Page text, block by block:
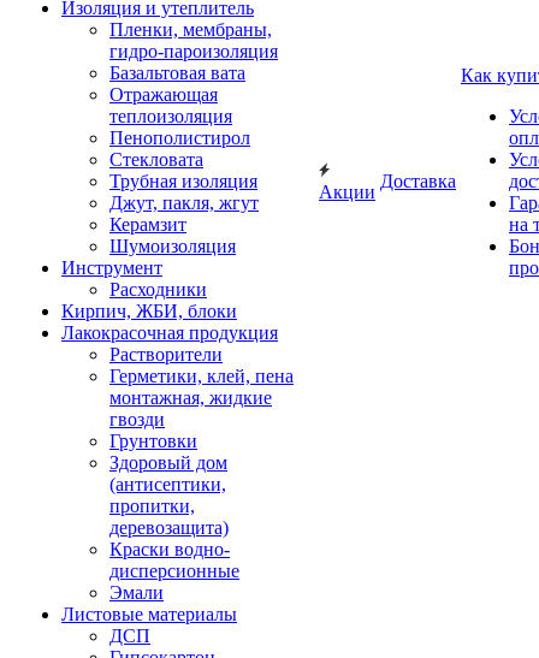
Изоляция и утеплитель
Пленки, мембраны,
гидро-пароизоляция
Базальтовая вата
Отражающая
теплоизоляция
Пенополистирол
Стекловата
Трубная изоляция
Джут, пакля, жгут
Керамзит
Шумоизоляция
Инструмент
Расходники
Кирпич, ЖБИ, блоки
Лакокрасочная продукция
Растворители
Герметики, клей, пена
монтажная, жидкие
гвозди
Грунтовки
Здоровый дом
(антисептики,
пропитки,
деревозащита)
Краски водно-
дисперсионные
Эмали
Листовые материалы
ДСП
Акции
Доставка
Как
на